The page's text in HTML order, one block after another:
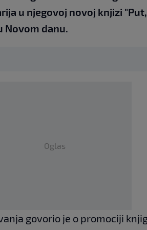
u njegovoj novoj knjizi
Novom danu.
Oglas
govorio je o promociji